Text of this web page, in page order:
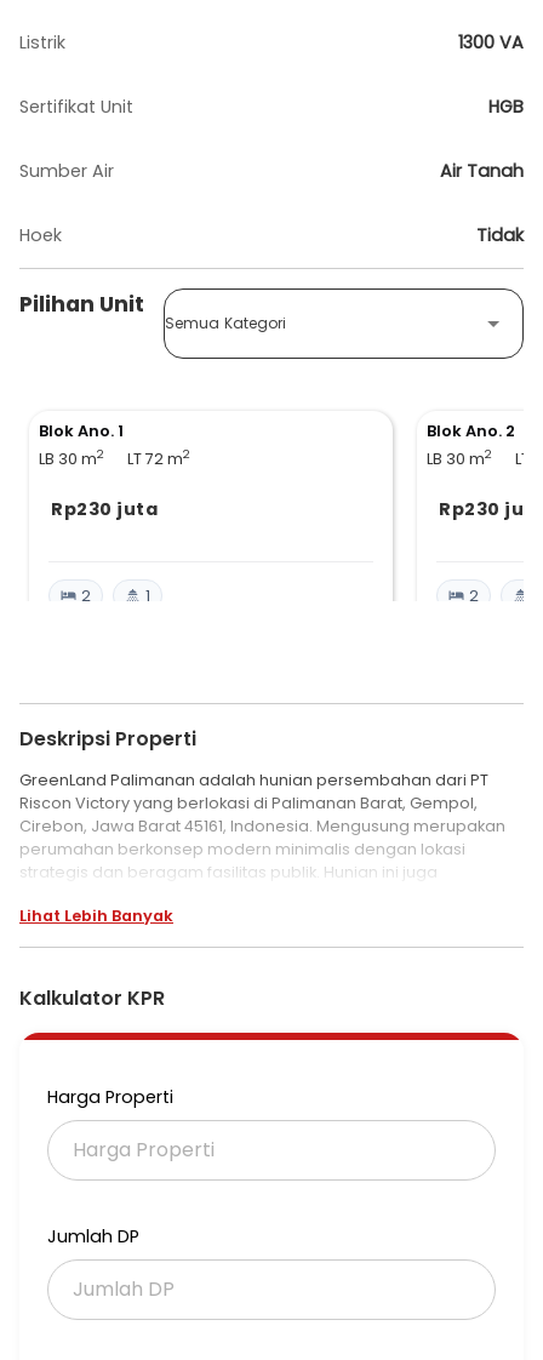
Listrik 1300 VA
Sertifikat Unit HGB
Sumber Air Air Tanah
Hoek Tidak
Pilihan Unit
Semua Kategori
Blok Ano. 1
LB 30 m2 LT 72m2
Rp230 juta
2 1
Blok Ano. 2
LB 30 m2 LT
Rp230
2
Deskripsi Properti
GreenLand Palimanan adalah hunian persembahan dari PT
Riscon Victory yang berlokasi di Palimanan Barat, Gempol,
Cirebon, Jawa Barat 45161, Indonesia. Mengusung merupakan
perumahan berkonsep modern minimalis dengan lokasi
strategis dan beragam fasilitas publik. Hunian ini juga
keasrian yang dipasarkan dengan harga terjangkau. Selain itu
tak perlu khawatir saat musim hujan datang.
Lihat Lebih Banyak
Kalkulator KPR
Harga Properti
Jumlah DP